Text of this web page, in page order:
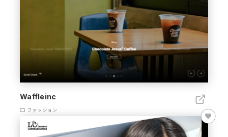
Waffleinc
ファッション